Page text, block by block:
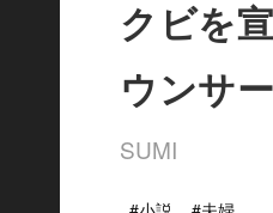
クビを
ウンサ
SUMI